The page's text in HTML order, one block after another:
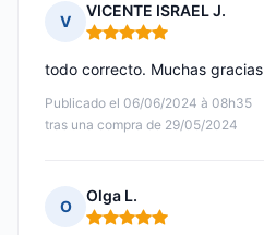
V
VICENTE ISRAEL J.
Nota: 5 de 5
Publicado el 06/06/2024 à 08h35
tras una compra de 29/05/2024
todo correcto. Muchas gracias
O
Olga L.
Nota: 5 de 5